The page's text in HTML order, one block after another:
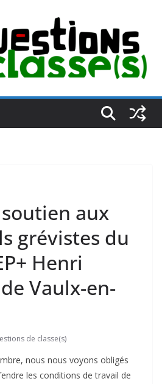
aux
grévistes du
Henri
Vaulx-en-
de classe(s)
nous nous voyons obligés
les conditions de travail de